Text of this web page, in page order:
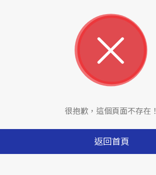
很抱歉，這個頁面不存在！
返回首頁